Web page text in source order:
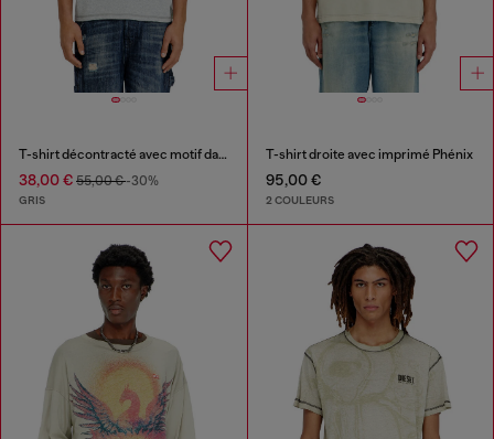
T-shirt décontracté avec motif dauphin
38,00 € 55,00 €-30%
GRIS
T-shirt droite avec imprimé Phénix
95,00 €
2 COULEURS